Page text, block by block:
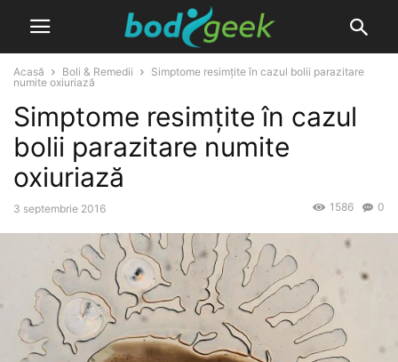
Acasă Boli & Remedii
Simptome resimțite în cazul bolii parazitare
numite oxiuriază
Simptome resimțite în cazul
bolii parazitare numite
oxiuriază
3 septembrie 2016 0
1586